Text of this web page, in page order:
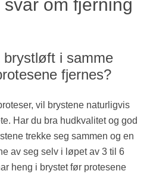
om fjerning
i samme
fjernes?
vil brystene naturligvis
Har du bra hudkvalitet og god
trekke seg sammen og en
av seg selv i løpet av 3 til 6
heng i brystet før protesene